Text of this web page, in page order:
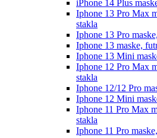
iPhone 14 Plus
Iphone 13 Pro Max
stakla
Iphone 13 Pro
Iphone 13 maske,
Iphone 13 Mini
Iphone 12 Pro Max
stakla
Iphone 12/12 Pro
Iphone 12 Mini
Iphone 11 Pro Max
stakla
Iphone 11 Pro